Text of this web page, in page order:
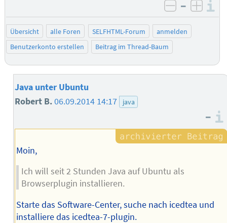
negativ
–
Übersicht alle Foren SELFHTML-Forum
anmelden
Benutzerkonto erstellen
Beitrag im Thread-Baum
Java unter Ubuntu
Robert B.06.09.2014 14:17 java
–
Moin,
Ich will seit 2 Stunden Java auf Ubuntu als
Browserplugin installieren.
Starte das Software-Center, suche nach icedtea und
installiere das icedtea-7-plugin.